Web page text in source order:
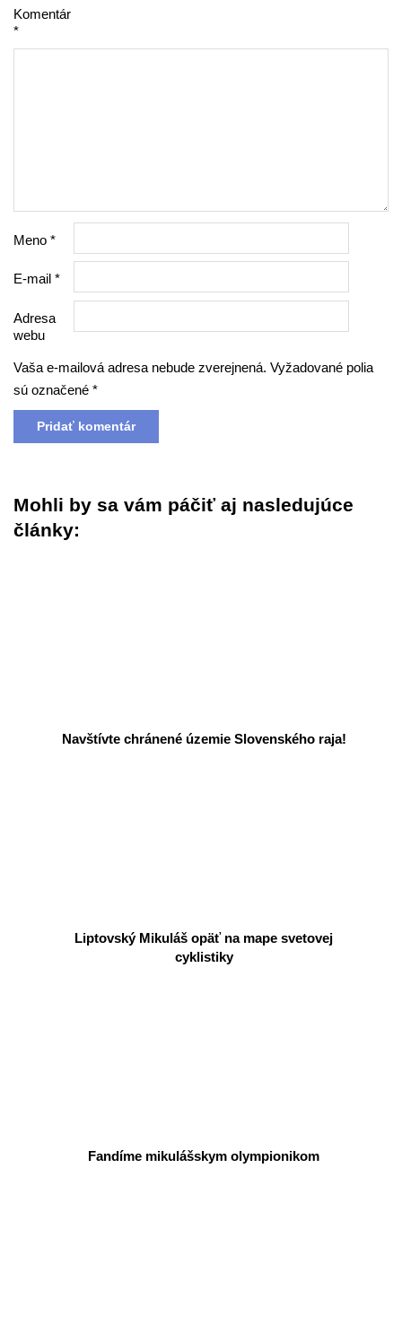
Komentár
*
Meno *
E-mail *
Adresa
webu
Vaša e-mailová adresa nebude zverejnená. Vyžadované polia
sú označené *
Mohli by sa vám páčiť aj nasledujúce
články:
Navštívte chránené územie Slovenského raja!
Liptovský Mikuláš opäť na mape svetovej
cyklistiky
Fandíme mikulášskym olympionikom